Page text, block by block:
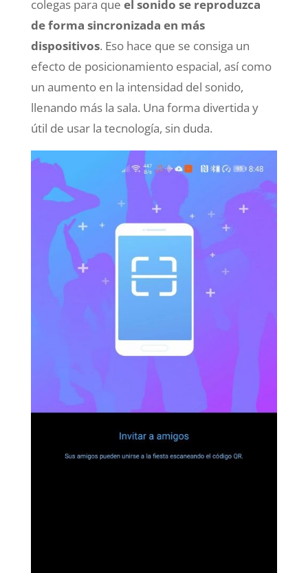
colegas para que el sonido se reproduzca
de forma sincronizada en más
dispositivos. Eso hace que se consiga un
efecto de posicionamiento espacial, así como
un aumento en la intensidad del sonido,
llenando más la sala. Una forma divertida y
útil de usar la tecnología, sin duda.